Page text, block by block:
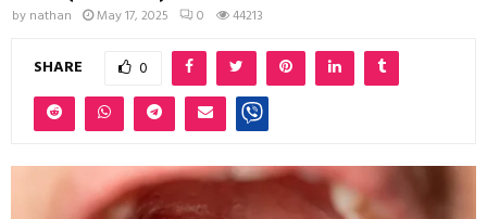
by nathan May 17, 2025 0 44213
SHARE 0